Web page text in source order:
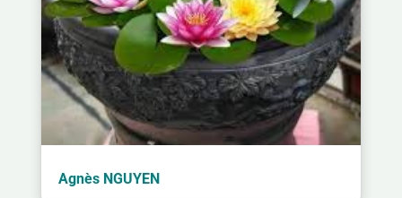
Agnès NGUYEN